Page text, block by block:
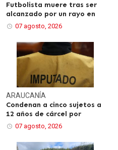
Futbolista muere tras ser
alcanzado por un rayo en
07 agosto, 2026
ARAUCANÍA
Condenan a cinco sujetos a
12 años de cárcel por
07 agosto, 2026